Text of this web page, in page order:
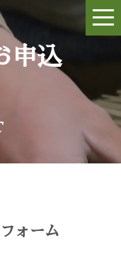
申込
ォーム